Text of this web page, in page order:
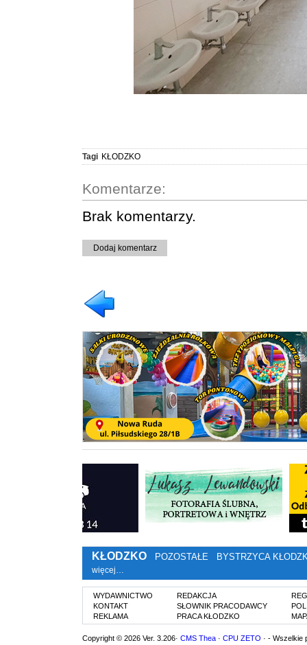
Tagi KŁODZKO
Komentarze:
Brak komentarzy.
Dodaj komentarz
KŁODZKO POZOSTAŁE BYSTRZYCA
więcej…
WYDAWNICTWO
KONTAKT
REKLAMA
REDAKCJA
SŁOWNIK PRACODAWCY
PRACA KŁODZKO
Copyright © 2026 Ver. 3.206· CMS Thea · CPU ZETO · - Wszelkie